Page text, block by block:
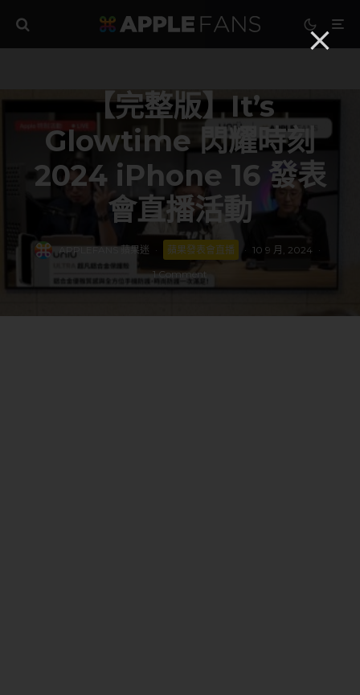
【完整版】It’s
Glowtime 閃耀時刻
2024 iPhone 16 發表
會直播活動
APPLEFANS 蘋果迷 · 蘋果發表會直播 · 10 9 月, 2024 ·
1 Comment